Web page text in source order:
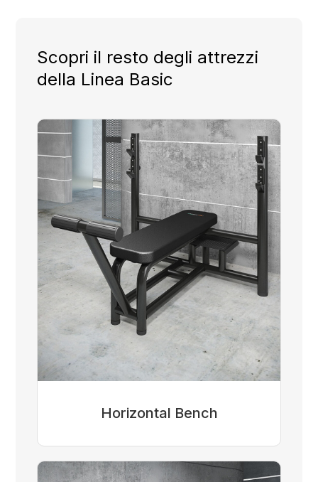
Scopri il resto degli attrezzi
della Linea Basic
Horizontal Bench